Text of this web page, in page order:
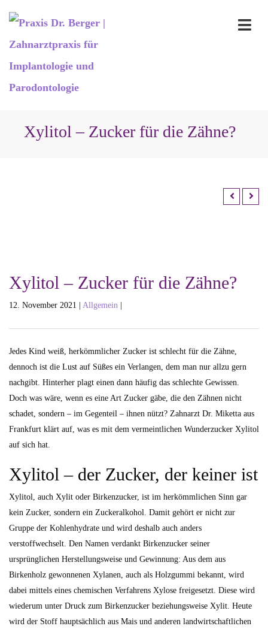
Xylitol – Zucker für die Zähne?
Xylitol – Zucker für die Zähne?
12. November 2021 | Allgemein
Jedes Kind weiß, herkömmlicher Zucker ist schlecht für die Zähne,
dennoch ist die Lust auf Süßes ein Verlangen, dem man nur allzu gern
nachgibt. Hinterher plagt einen dann häufig das schlechte Gewissen.
Doch was wäre, wenn es eine Art Zucker gäbe, die den Zähnen nicht
schadet, sondern – im Gegenteil – ihnen nützt? Zahnarzt Dr. Miketta aus
Frankfurt klärt auf, was es mit dem vermeintlichen Wunderzucker Xylitol
auf sich hat.
Xylitol – der Zucker, der keiner ist
Xylitol, auch Xylit oder Birkenzucker, ist im herkömmlichen Sinn gar
kein Zucker, sondern ein Zuckeralkohol. Damit gehört er nicht zur
Gruppe der Kohlenhydrate und wird deshalb auch anders
verstoffwechselt. Den Namen verdankt Birkenzucker seiner
ursprünglichen Herstellungsweise und Gewinnung: Aus dem aus
Birkenholz gewonnenen Xylanen, auch als Holzgummi bekannt, wird
dabei mittels eines chemischen Verfahrens Xylose freigesetzt. Diese wird
wiederum unter Druck zum Birkenzucker beziehungsweise Xylit. Heute
wird der Stoff hauptsächlich aus Mais und anderen landwirtschaftlichen